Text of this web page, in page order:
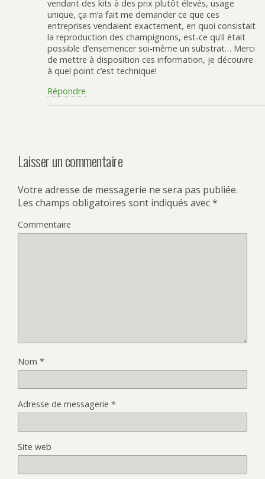
vendant des kits à des prix plutôt élevés, usage
unique, ça m’a fait me demander ce que ces
entreprises vendaient exactement, en quoi consistait
la reproduction des champignons, est-ce qu’il était
possible d’ensemencer soi-même un substrat… Merci
de mettre à disposition ces information, je découvre
à quel point c’est technique!
Répondre
Laisser un commentaire
Votre adresse de messagerie ne sera pas publiée.
Les champs obligatoires sont indiqués avec*
Commentaire
Nom *
Adresse de messagerie *
Site web